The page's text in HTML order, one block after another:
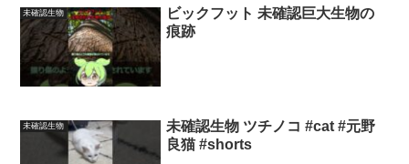
未確認生物
ビックフット 未確認巨大生物の
痕跡
未確認生物
未確認生物 ツチノコ #cat #元野
良猫 #shorts